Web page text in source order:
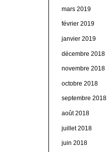
mars 2019
février 2019
janvier 2019
décembre 2018
novembre 2018
octobre 2018
septembre 2018
août 2018
juillet 2018
juin 2018